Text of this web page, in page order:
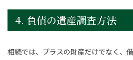
4. 負債の遺産調査方法
相続では、プラスの財産だけでなく、